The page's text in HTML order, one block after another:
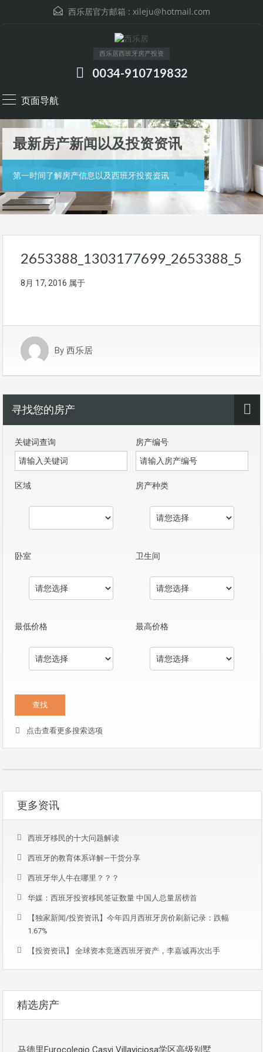
西乐居官方邮箱 : xileju@hotmail.com
西乐居西班牙房产投资
0034-910719832
页面导航
最新房产新闻以及投资资讯
第一时间了解房产信息以及西班牙投资资讯
2653388_1303177699_2653388_5
8月 17, 2016 属于
By 西乐居
寻找您的房产
关键词查询 房产编号
区域 房产种类
卧室 卫生间
最低价格 最高价格
点击查看更多搜索选项
更多资讯
西班牙移民的十大问题解读
西班牙的教育体系详解—干货分享
西班牙华人牛在哪里？？？
华媒：西班牙投资移民签证数量 中国人总量居榜首
【独家新闻/投资资讯】今年四月西班牙房价刷新记录：跌幅
1.67%
【投资资讯】 全球资本竞逐西班牙资产，李嘉诚再次出手
精选房产
马德里Eurocolegio Casvi Villaviciosa学区高级别墅